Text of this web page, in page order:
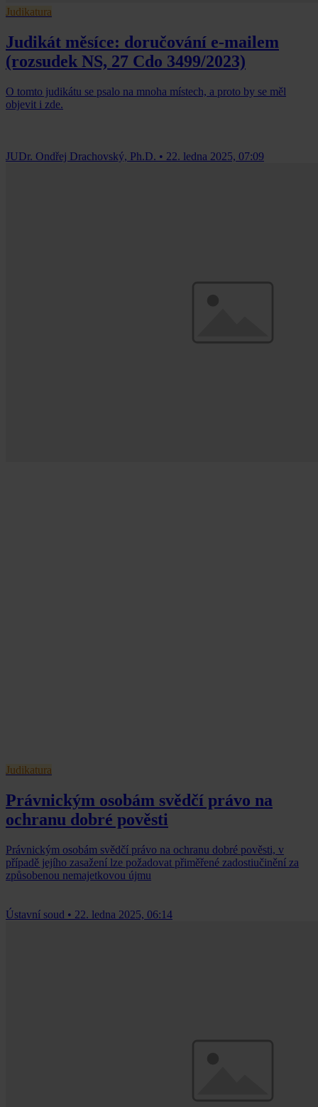
Judikatura
Judikát měsíce: doručování e-mailem
(rozsudek NS, 27 Cdo 3499/2023)
O tomto judikátu se psalo na mnoha místech, a proto by se měl
objevit i zde.
JUDr. Ondřej Drachovský, Ph.D. • 22. ledna 2025, 07:09
Judikatura
Právnickým osobám svědčí právo na
ochranu dobré pověsti
Právnickým osobám svědčí právo na ochranu dobré pověsti, v
případě jejího zasažení lze požadovat přiměřené zadostiučinění za
způsobenou nemajetkovou újmu
Ústavní soud • 22. ledna 2025, 06:14